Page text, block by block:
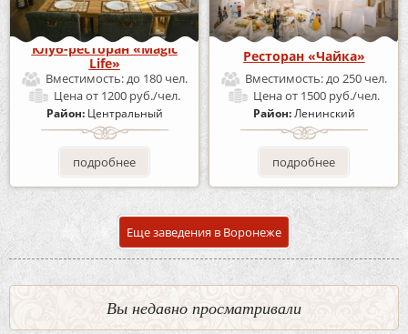
Клуб-ресторан «Magic
Life»
Вместимость:до 180 чел.
Ценаот 1200 руб./чел.
Район: Центральный
подробнее
Ресторан «Чайка»
Вместимость:до 250 чел.
Ценаот 1500 руб./чел.
Район:Ленинский
подробнее
Еще заведения в Воронеже
Вы недавно просматривали